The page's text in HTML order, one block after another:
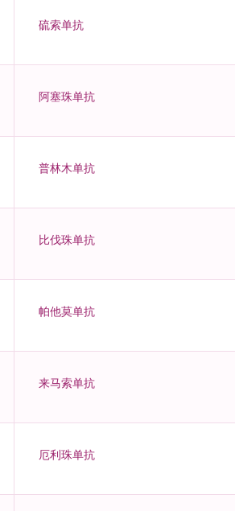
硫索单抗
阿塞珠单抗
普林木单抗
比伐珠单抗
帕他莫单抗
来马索单抗
厄利珠单抗